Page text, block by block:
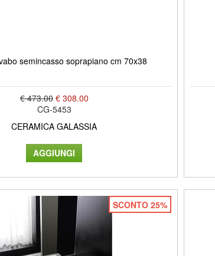
semincasso soprapiano cm 70x38
€ 473.00 € 308.00
CG-5453
CERAMICA GALASSIA
SCONTO 25%